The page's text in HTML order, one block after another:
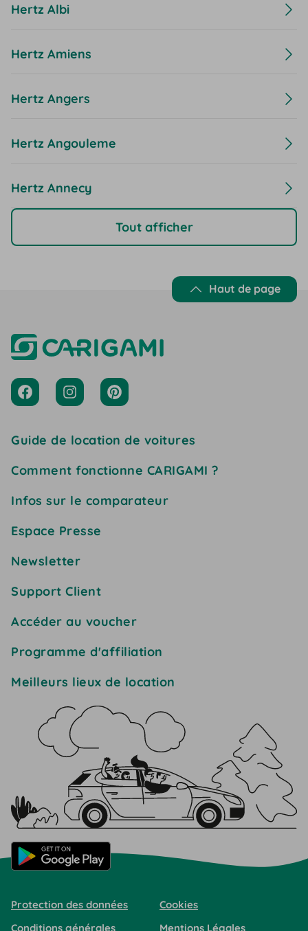
Hertz Albi
Hertz Amiens
Hertz Angers
Hertz Angouleme
Hertz Annecy
Tout afficher
Haut de page
Guide de location de voitures
Comment fonctionne CARIGAMI ?
Infos sur le comparateur
Espace Presse
Newsletter
Support Client
Accéder au voucher
Programme d'affiliation
Meilleurs lieux de location
Protection des données
Cookies
Conditions générales
Mentions Légales